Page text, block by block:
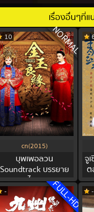
เรื่องอื่นๆที่แ
10 NORMAL
cn(2015)
บุพเพอลวน
Soundtrack บรรยาย
ไทย
จู
ต
- FULL-HD -